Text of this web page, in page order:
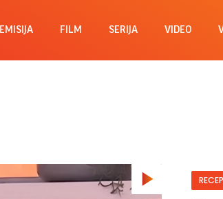
EMISIJA FILM SERIJA VIDEO